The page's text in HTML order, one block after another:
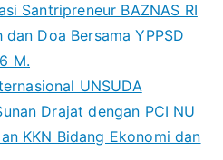
Santripreneur BAZNAS RI
Doa Bersama YPPSD
M.
UNSUDA
Drajat dengan PCI NU
KKN Bidang Ekonomi dan